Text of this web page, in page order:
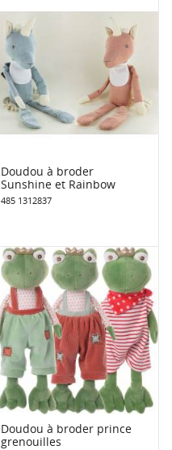
Doudou à broder
Sunshine et Rainbow
485 1312837
Doudou à broder prince
grenouilles